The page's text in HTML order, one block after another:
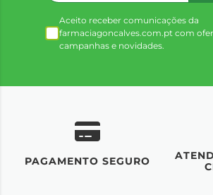
Aceito receber comunicações da
farmaciagoncalves.com.pt com
campanhas e novidades.
PAGAMENTO SEGURO